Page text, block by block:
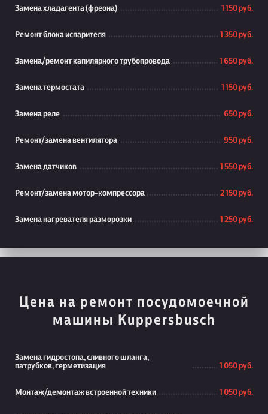
Замена хладагента (фреона) 1 150 руб.
Ремонт блока испарителя 1 350 руб.
Замена/ремонт капилярного трубопровода 1 650 руб.
Замена термостата 1 150 руб.
Замена реле 650 руб.
Ремонт/замена вентилятора 950 руб.
Замена датчиков 1 550 руб.
Ремонт/замена мотор-компрессора 2 150 руб.
Замена нагревателя разморозки 1 250 руб.
Цена на ремонт посудомоечной
машины Kuppersbusch
Замена гидростопа, сливного шланга,
патрубков, герметизация
1 050 руб.
Монтаж/демонтаж встроенной техники 1 050 руб.